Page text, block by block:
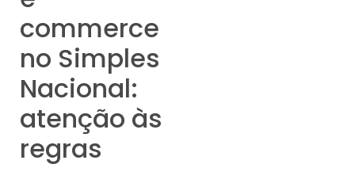
commerce
no Simples
Nacional:
atenção às
regras